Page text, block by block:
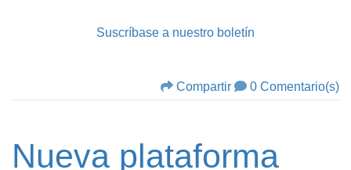
Suscríbase a nuestro boletín
Compartir 0 Comentario(s)
Nueva plataforma